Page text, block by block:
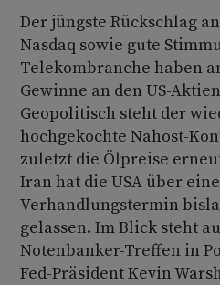
Der jüngste Rückschlag
Nasdaq sowie gute
Telekombranche haben
Gewinne an den US-
Geopolitisch steht der
hochgekochte Nahost-
zuletzt die Ölpreise
Iran hat die USA über
Verhandlungstermin
gelassen. Im Blick steht
Notenbanker-Treffen in
Fed-Präsident Kevin